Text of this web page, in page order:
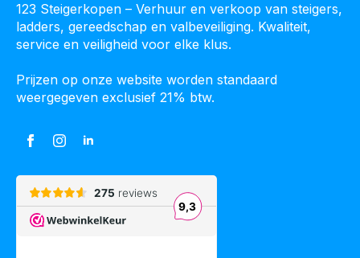
123 Steigerkopen – Verhuur en verkoop van steigers,
ladders, gereedschap en valbeveiliging. Kwaliteit,
service en veiligheid voor elke klus.
Prijzen op onze website worden standaard
weergegeven exclusief 21% btw.